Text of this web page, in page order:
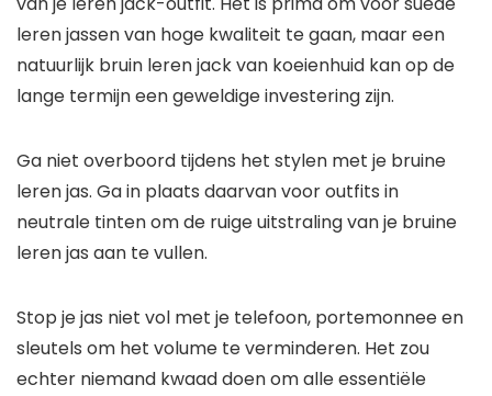
leren jassen van hoge kwaliteit te gaan, maar een
natuurlijk bruin leren jack van koeienhuid kan op de
lange termijn een geweldige investering zijn.
Ga niet overboord tijdens het stylen met je bruine
leren jas. Ga in plaats daarvan voor outfits in
neutrale tinten om de ruige uitstraling van je bruine
leren jas aan te vullen.
Stop je jas niet vol met je telefoon, portemonnee en
sleutels om het volume te verminderen. Het zou
echter niemand kwaad doen om alle essentiële